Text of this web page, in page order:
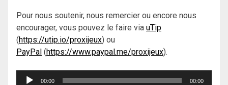
Pour nous soutenir, nous remercier ou encore nous
encourager, vous pouvez le faire via uTip
(https://utip.io/proxijeux) ou
PayPal (https://www.paypal.me/proxijeux).
Lecteur
00:00 00:00